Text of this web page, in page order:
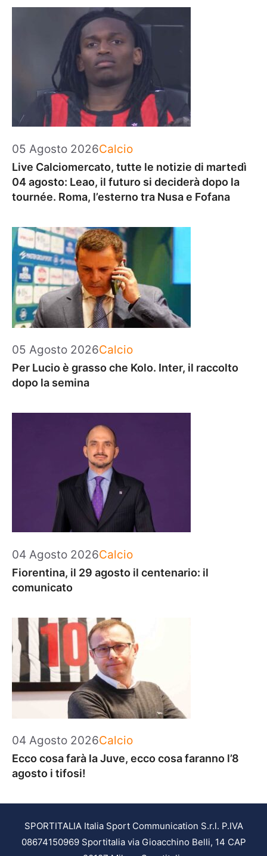
05 Agosto 2026Categorie
Calcio
Live Calciomercato, tutte le notizie di martedì
04 agosto: Leao, il futuro si deciderà dopo la
tournée. Roma, l’esterno tra Nusa e Fofana
05 Agosto 2026Categorie
Calcio
Per Lucio è grasso che Kolo. Inter, il raccolto
dopo la semina
04 Agosto 2026Categorie
Calcio
Fiorentina, il 29 agosto il centenario: il
comunicato
04 Agosto 2026Categorie
Calcio
Ecco cosa farà la Juve, ecco cosa faranno l’8
agosto i tifosi!
SPORTITALIA Italia Sport Communication S.r.l. P.IVA
08674150969 Sportitalia via Gioacchino Belli, 14 CAP